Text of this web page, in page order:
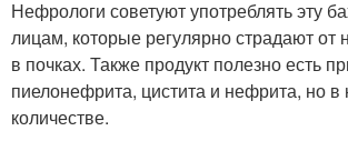
Нефрологи советуют употреблять эту
лицам, которые регулярно страдают от
в почках. Также продукт полезно есть
пиелонефрита, цистита и нефрита, но
количестве.